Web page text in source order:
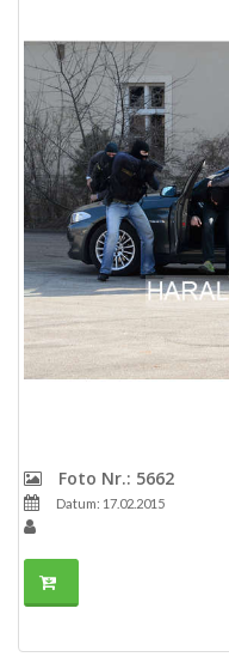
Foto Nr.: 5662
Datum: 17.02.2015